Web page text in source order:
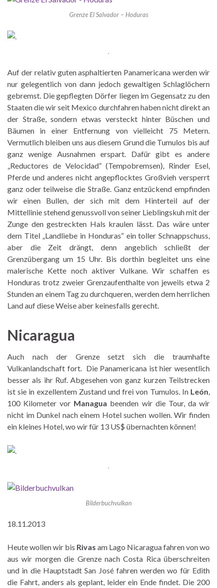
Grenze El Salvador – Hoduras
.
Auf der relativ guten asphaltierten Panamericana werden wir
nur gelegentlich von dann jedoch gewaltigen Schlaglöchern
gebremst. Die gepflegten Dörfer liegen im Gegensatz zu den
Staaten die wir seit Mexico durchfahren haben nicht direkt an
der Straße, sondern etwas versteckt hinter Büschen und
Bäumen in einer Entfernung von vielleicht 75 Metern.
Vermutlich bleiben uns aus diesem Grund die Tumulos bis auf
ganz wenige Ausnahmen erspart. Dafür gibt es andere
„Reductores de Velocidad“ (Tempobremsen), Rinder Esel,
Pferde und anderes nicht angepflocktes Großvieh versperrt
ganz oder teilweise die Straße. Ganz entzückend empfinden
wir einen Bullen, der sich mit dem Hinterteil auf der
Mittellinie stehend genussvoll von seiner Lieblingskuh mit der
Zunge den gestreckten Hals kraulen lässt. Das wäre unter
dem Titel „Landliebe in Honduras“ ein toller Schnappschuss,
aber die Zeit drängt, denn angeblich schließt der
Grenzübergang um 15 Uhr. Bis dorthin begleitet uns eine
malerische Kette noch aktiver Vulkane. Wir schaffen es
Honduras trotz zweier Grenzaufenthalte von jeweils etwa 2
Stunden an einem Tag zu durchqueren, werden dem herrlichen
Land auf diese Weise aber keinesfalls gerecht.
Nicaragua
Auch nach der Grenze setzt sich die traumhafte
Vulkanlandschaft fort. Die Panamericana ist hier wesentlich
besser als ihr Ruf. Abgesehen von ganz kurzen Teilstrecken
ist sie in exzellentem Zustand und frei von Tumulos. In León
100 Kilometer vor Managua beenden wir die Tour, da wir
nicht im Dunkel nach einem Hotel suchen wollen. Wir finden
ein kleines Hotel, wo wir für 13 US$ übernachten können!
.
Bilderbuchvulkan
18.11.2013
Heute wollen wir bis Rivas am Lago Nicaragua fahren von wo
aus wir morgen die Grenze nach Costa Rica überschreiten
und in die Hauptstadt San José fahren werden wo für Edith
die Fahrt, anders als geplant, leider ein Ende findet. Die 200